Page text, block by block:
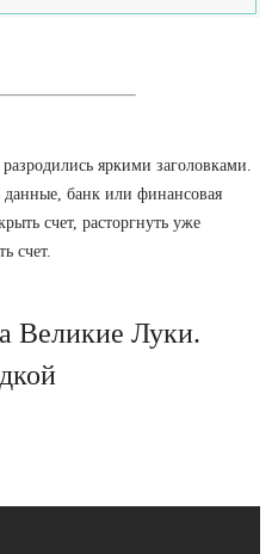
яркими заголовками.
данные, банк или финансовая
счет, расторгнуть уже
счет.
Великие Луки.